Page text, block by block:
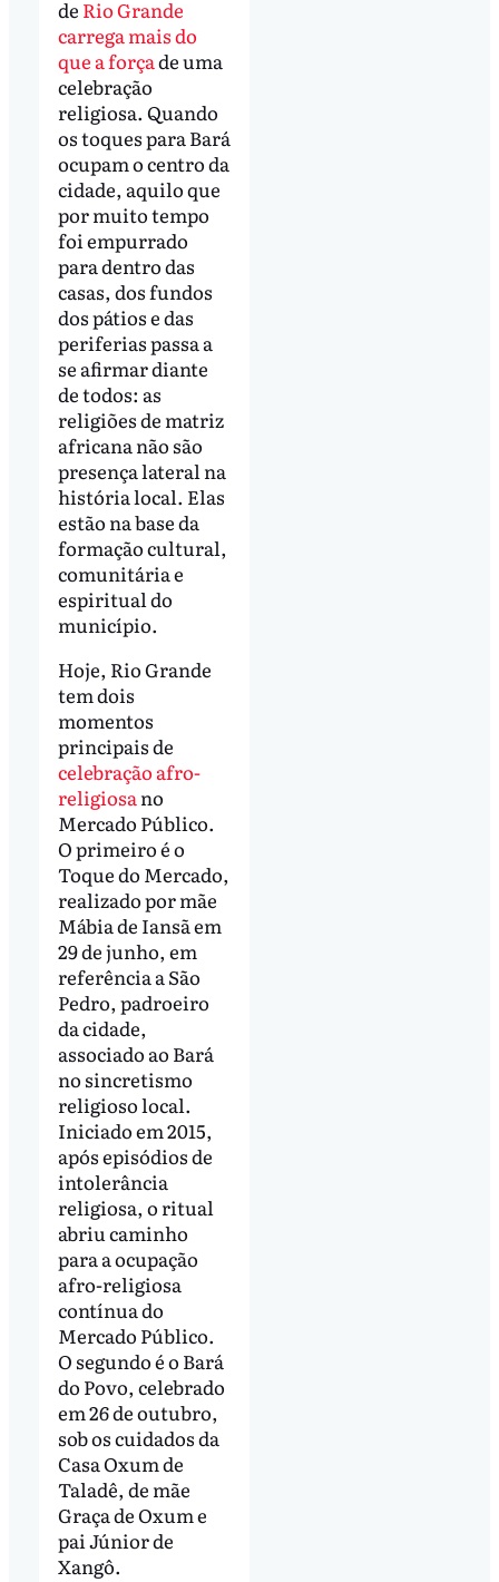
de Rio Grande
carrega mais do
que a forçade uma
celebração
religiosa. Quando
os toques para Bará
ocupam o centro da
cidade, aquilo que
por muito tempo
foi empurrado
para dentro das
casas, dos fundos
dos pátios e das
periferias passa a
se afirmar diante
de todos: as
religiões de matriz
africana não são
presença lateral na
história local. Elas
estão na base da
formação cultural,
comunitária e
espiritual do
município.
Hoje, Rio Grande
tem dois
momentos
principais de
celebração afro-
religiosano
Mercado Público.
O primeiro é o
Toque do Mercado,
realizado por mãe
Mábia de Iansã em
29 de junho, em
referência a São
Pedro, padroeiro
da cidade,
associado ao Bará
no sincretismo
religioso local.
Iniciado em 2015,
após episódios de
intolerância
religiosa, o ritual
abriu caminho
para a ocupação
afro-religiosa
contínua do
Mercado Público.
O segundo é o Bará
do Povo, celebrado
em 26 de outubro,
sob os cuidados da
Casa Oxum de
Taladê, de mãe
Graça de Oxum e
pai Júnior de
Xangô.